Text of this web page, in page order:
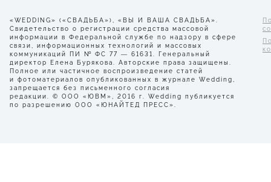
«WEDDING» («СВАДЬБА»), «ВЫ И ВАША СВАДЬБА».
Свидетельство о регистрации средства массовой
информации в Федеральной службе по надзору в сфере
связи, информационных технологий и массовых
коммуникаций ПИ № ФС 77 — 61631. Генеральный
директор Елена Бурякова. Авторские права защищены.
Полное или частичное воспроизведение статей
и фотоматериалов опубликованных в журнале Wedding,
запрещается без письменного согласия
редакции. © ООО «ЮВМ», 2016 г. Wedding публикуется
по разрешению ООО «ЮНАЙТЕД ПРЕСС».